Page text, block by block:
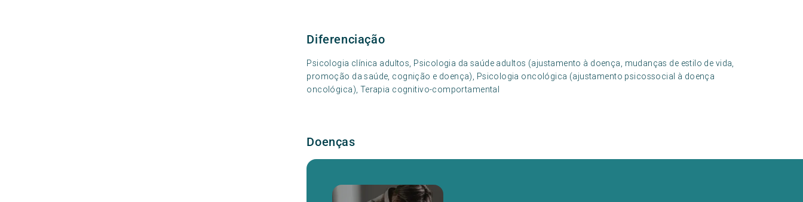
Diferenciação
Psicologia clínica adultos, Psicologia da saúde adultos (ajustamento à doença, mudanças de estilo de vida,
promoção da saúde, cognição e doença), Psicologia oncológica (ajustamento psicossocial à doença
oncológica), Terapia cognitivo-comportamental
Doenças